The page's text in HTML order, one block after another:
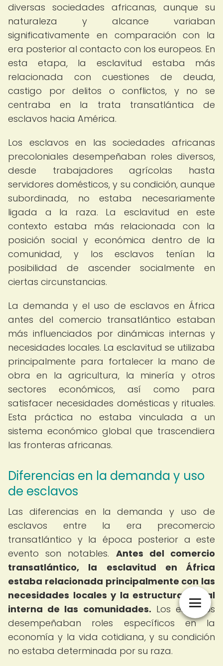
diversas sociedades africanas, aunque su
naturaleza y alcance variaban
significativamente en comparación con la
era posterior al contacto con los europeos. En
esta etapa, la esclavitud estaba más
relacionada con cuestiones de deuda,
castigo por delitos o conflictos, y no se
centraba en la trata transatlántica de
esclavos hacia América.
Los esclavos en las sociedades africanas
precoloniales desempeñaban roles diversos,
desde trabajadores agrícolas hasta
servidores domésticos, y su condición, aunque
subordinada, no estaba necesariamente
ligada a la raza. La esclavitud en este
contexto estaba más relacionada con la
posición social y económica dentro de la
comunidad, y los esclavos tenían la
posibilidad de ascender socialmente en
ciertas circunstancias.
La demanda y el uso de esclavos en África
antes del comercio transatlántico estaban
más influenciados por dinámicas internas y
necesidades locales. La esclavitud se utilizaba
principalmente para fortalecer la mano de
obra en la agricultura, la minería y otros
sectores económicos, así como para
satisfacer necesidades domésticas y rituales.
Esta práctica no estaba vinculada a un
sistema económico global que trascendiera
las fronteras africanas.
Diferencias en la demanda y uso
de esclavos
Las diferencias en la demanda y uso de
esclavos entre la era precomercio
transatlántico y la época posterior a este
evento son notables. Antes del comercio
transatlántico, la esclavitud en África
estaba relacionada principalmente con las
necesidades locales y la estructura social
interna de las comunidades. Los esclavos
desempeñaban roles específicos en la
economía y la vida cotidiana, y su condición
no estaba determinada por su raza.